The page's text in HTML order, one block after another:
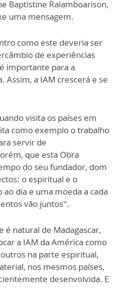
Baptistine Ralamboarison,
uma mensagem.
como este deveria ser
de experiências
importante para a
Assim, a IAM crescerá e se
visita os países em
como exemplo o trabalho
servir de
que esta Obra
do seu fundador, dom
o espiritual e o
dia e uma moeda a cada
vão juntos”.
é natural de Madagascar,
a IAM da América como
na parte espiritual,
nos mesmos países,
desenvolvida. E